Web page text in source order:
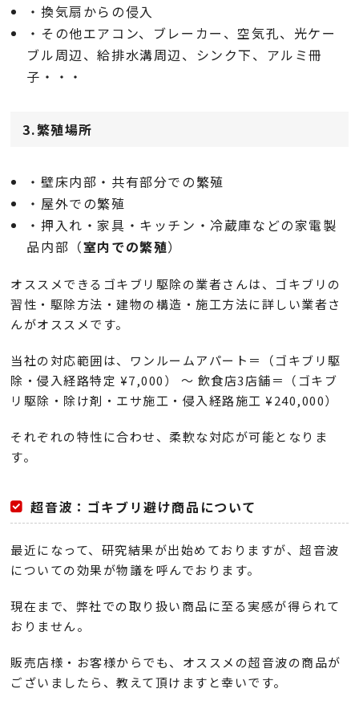
・換気扇からの侵入
・その他エアコン、ブレーカー、空気孔、光ケー
ブル周辺、給排水溝周辺、シンク下、アルミ冊
子・・・
3.繁殖場所
・壁床内部・共有部分での繁殖
・屋外での繁殖
・押入れ・家具・キッチン・冷蔵庫などの家電製
品内部（室内での繁殖）
オススメできるゴキブリ駆除の業者さんは、ゴキブリの
習性・駆除方法・建物の構造・施工方法に詳しい業者さ
んがオススメです。
当社の対応範囲は、ワンルームアパート＝（ゴキブリ駆
除・侵入経路特定 ¥7,000） 〜 飲食店3店舗＝（ゴキブ
リ駆除・除け剤・エサ施工・侵入経路施工 ¥240,000）
それぞれの特性に合わせ、柔軟な対応が可能となりま
す。
超音波：ゴキブリ避け商品について
最近になって、研究結果が出始めておりますが、超音波
についての効果が物議を呼んでおります。
現在まで、弊社での取り扱い商品に至る実感が得られて
おりません。
販売店様・お客様からでも、オススメの超音波の商品が
ございましたら、教えて頂けますと幸いです。